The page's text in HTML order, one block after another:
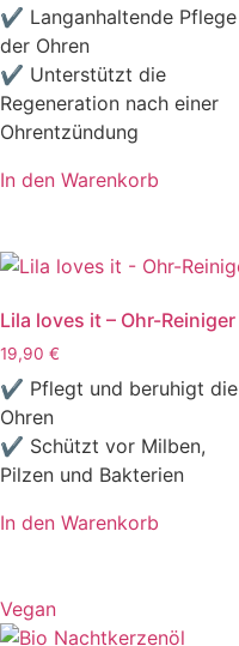
✔ Langanhaltende Pflege
der Ohren
✔ Unterstützt die
Regeneration nach einer
Ohrentzündung
In den Warenkorb
Lila loves it – Ohr-Reiniger
19,90 €
✔ Pflegt und beruhigt die
Ohren
✔ Schützt vor Milben,
Pilzen und Bakterien
In den Warenkorb
Vegan